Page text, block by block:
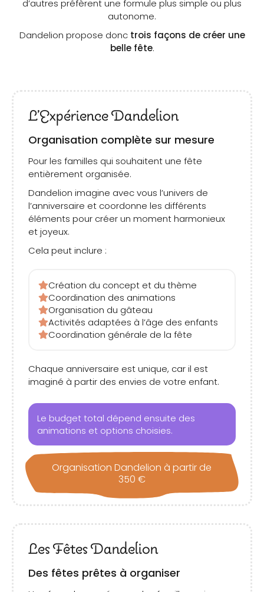
d’autres préfèrent une formule plus simple ou plus
autonome.
Dandelion propose donc trois façons de créer une
belle fête.
L’Expérience Dandelion
Organisation complète sur mesure
Pour les familles qui souhaitent une fête
entièrement organisée.
Dandelion imagine avec vous l’univers de
l’anniversaire et coordonne les différents
éléments pour créer un moment harmonieux
et joyeux.
Cela peut inclure :
Création du concept et du thème
Coordination des animations
Organisation du gâteau
Activités adaptées à l’âge des enfants
Coordination générale de la fête
Chaque anniversaire est unique, car il est
imaginé à partir des envies de votre enfant.
Organisation Dandelion à partir de
350 €
Le budget total dépend ensuite des
animations et options choisies.
Les Fêtes Dandelion
Des fêtes prêtes à organiser